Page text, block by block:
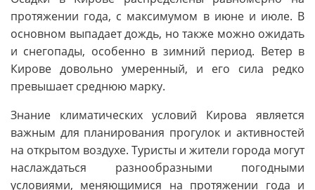
протяжении года, с максимумом в июне и июле. В
основном выпадает дождь, но также можно ожидать
и снегопады, особенно в зимний период. Ветер в
Кирове довольно умеренный, и его сила редко
превышает среднюю марку.
Знание климатических условий Кирова является
важным для планирования прогулок и активностей
на открытом воздухе. Туристы и жители города могут
наслаждаться разнообразными погодными
условиями, меняющимися на протяжении года и